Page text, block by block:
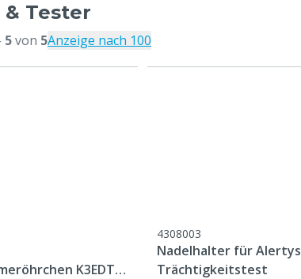
& Tester
5von 5Anzeige nach 100
K3EDTA,
4308003
Nadelhalter für Alertys
Trächtigkeitstest